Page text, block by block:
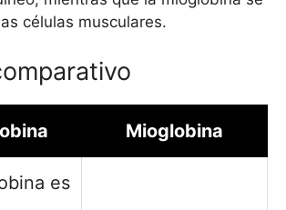
células musculares.
Mioglobina
es